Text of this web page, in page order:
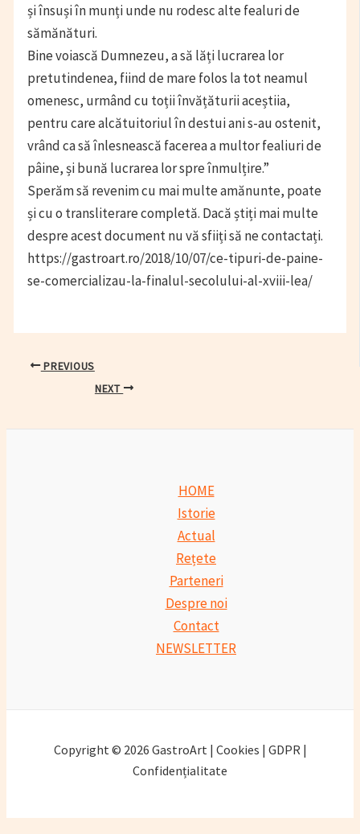
și însuși în munți unde nu rodesc alte fealuri de
sămănături.
Bine voiască Dumnezeu, a să lăți lucrarea lor
pretutindenea, fiind de mare folos la tot neamul
omenesc, urmând cu toții învățăturii aceștiia,
pentru care alcătuitoriul în destui ani s-au ostenit,
vrând ca să înlesnească facerea a multor fealiuri de
pâine, și bună lucrarea lor spre înmulțire.”
Sperăm să revenim cu mai multe amănunte, poate
și cu o transliterare completă. Dacă știți mai multe
despre acest document nu vă sfiiți să ne contactați.
https://gastroart.ro/2018/10/07/ce-tipuri-de-paine-
se-comercializau-la-finalul-secolului-al-xviii-lea/
PostPREVIOUS
NEXT
HOME
Istorie
Actual
Rețete
Parteneri
Despre noi
Contact
NEWSLETTER
Copyright © 2026 GastroArt | Cookies | GDPR |
Confidențialitate